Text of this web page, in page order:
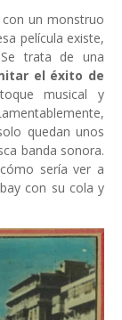
un monstruo
película existe,
trata de una
el éxito de
musical y
quedan unos
banda sonora.
sería ver a
con su cola y